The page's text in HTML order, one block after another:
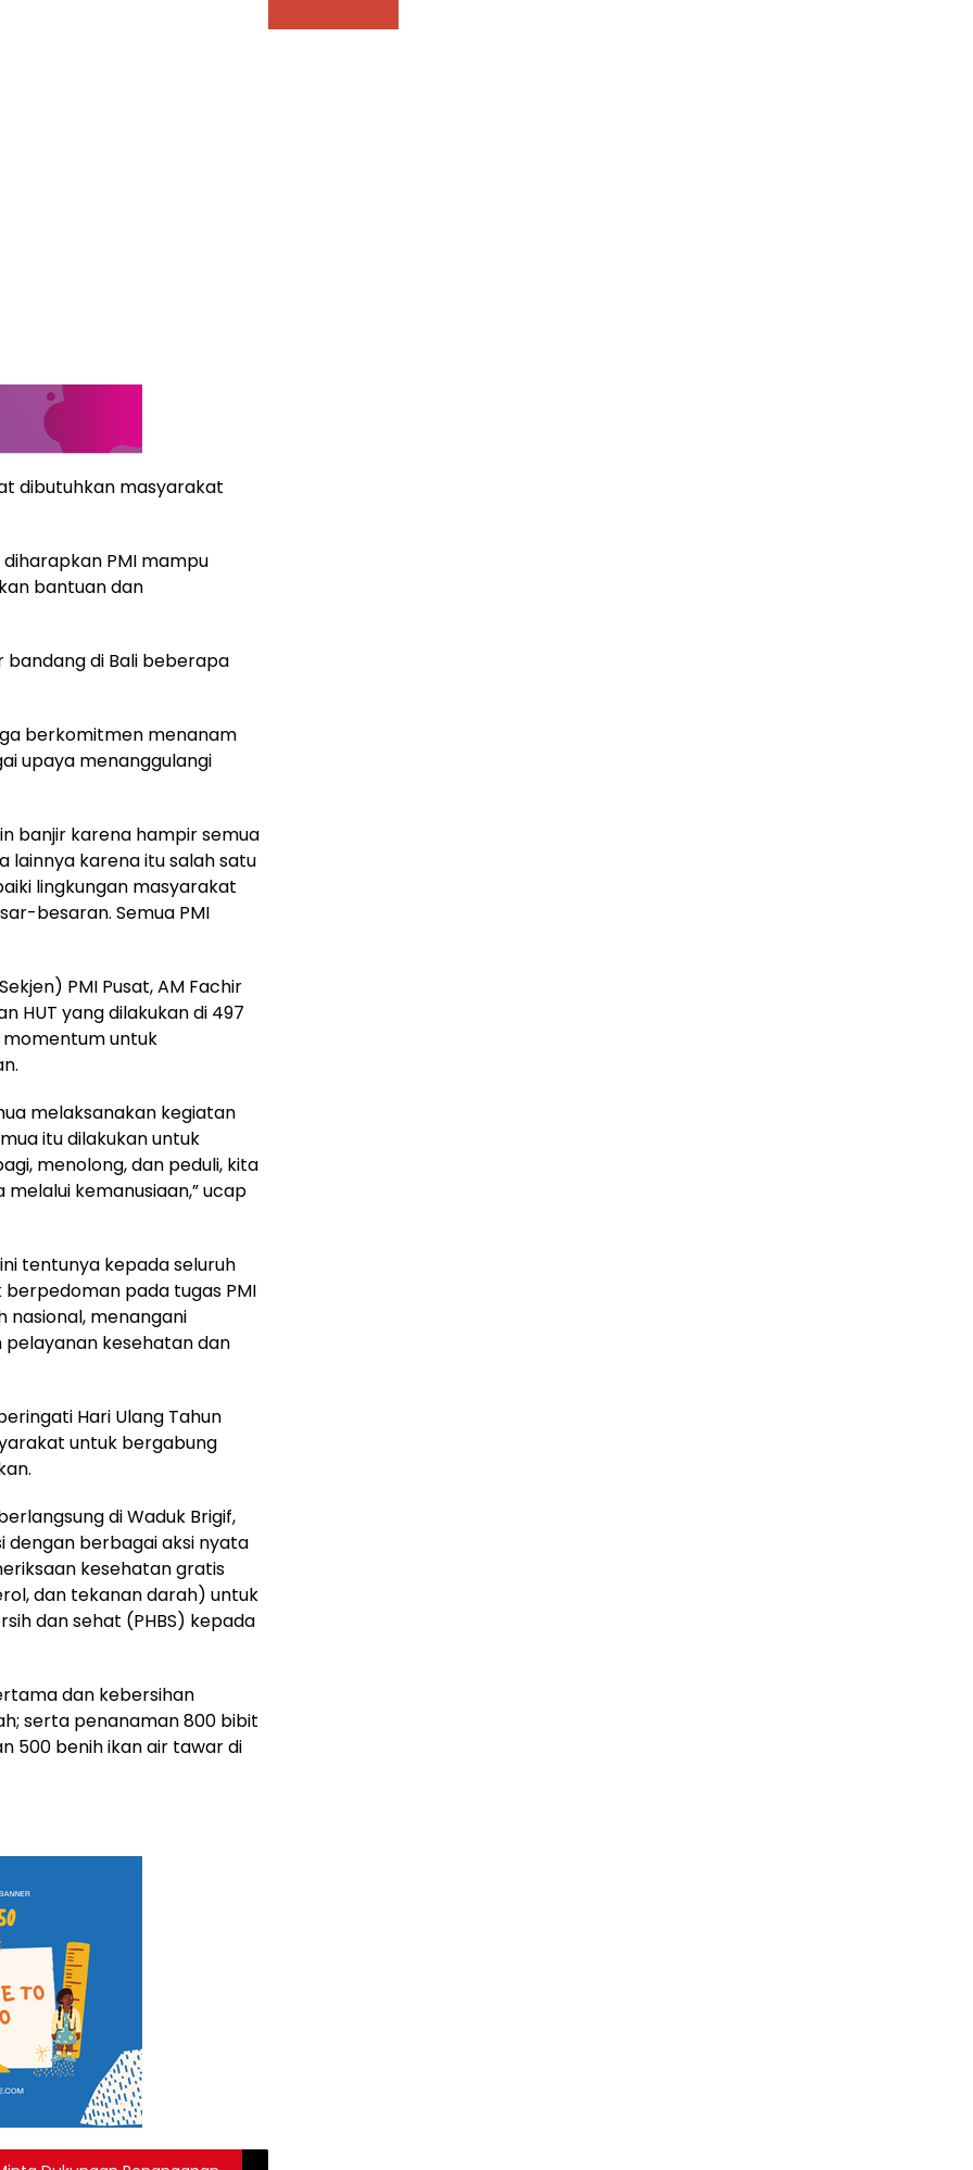
dibutuhkan masyarakat
PMI mampu
bantuan dan
bandang di Bali beberapa
berkomitmen menanam
upaya menanggulangi
banjir karena hampir semua
lainnya karena itu salah satu
lingkungan masyarakat
besaran. Semua PMI
PMI Pusat, AM Fachir
HUT yang dilakukan di 497
momentum untuk
melaksanakan kegiatan
itu dilakukan untuk
menolong, dan peduli, kita
kemanusiaan,” ucap
tentunya kepada seluruh
pada tugas PMI
nasional, menangani
kesehatan dan
Hari Ulang Tahun
untuk bergabung
di Waduk Brigif,
dengan berbagai aksi nyata
kesehatan gratis
dan tekanan darah) untuk
dan sehat (PHBS) kepada
dan kebersihan
serta penanaman 800 bibit
500 benih ikan air tawar di